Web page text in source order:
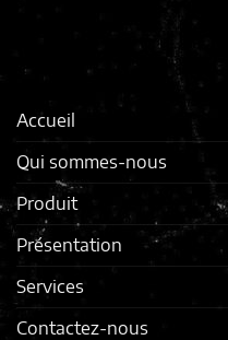
Accueil
Qui sommes-nous
Produit
Présentation
Services
Contactez-nous